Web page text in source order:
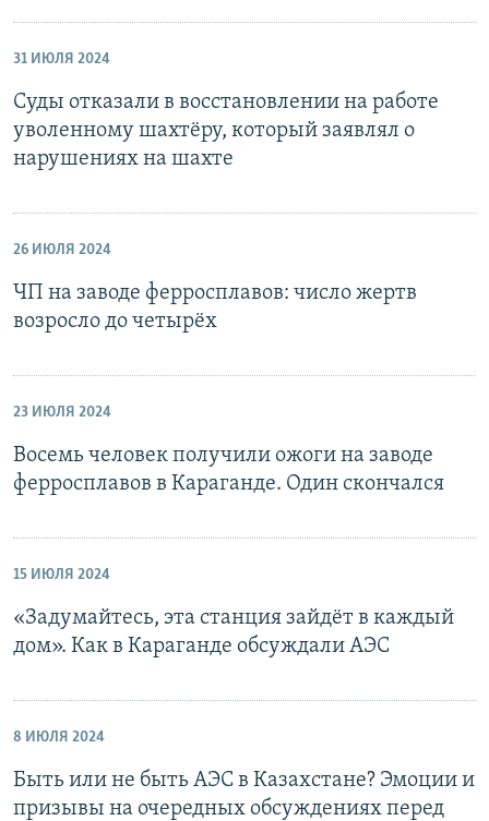
31 ИЮЛЯ 2024
Суды отказали в восстановлении на работе
уволенному шахтёру, который заявлял о
нарушениях на шахте
26 ИЮЛЯ 2024
ЧП на заводе ферросплавов: число жертв
возросло до четырёх
23 ИЮЛЯ 2024
Восемь человек получили ожоги на заводе
ферросплавов в Караганде. Один скончался
15 ИЮЛЯ 2024
«Задумайтесь, эта станция зайдёт в каждый
дом». Как в Караганде обсуждали АЭС
8 ИЮЛЯ 2024
Быть или не быть АЭС в Казахстане? Эмоции и
призывы на очередных обсуждениях перед